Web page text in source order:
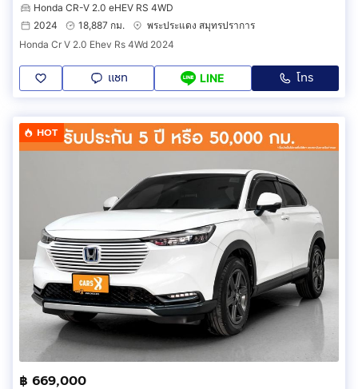
Honda CR-V 2.0 eHEV RS 4WD
2024
18,887 กม.
พระประแดง สมุทรปราการ
Honda Cr V 2.0 Ehev Rs 4Wd 2024
แชท LINE โทร
HOT
฿ 669,000